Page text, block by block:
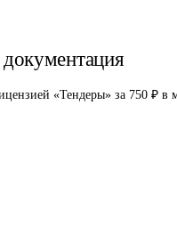
«Тендеры» за 750 ₽ в